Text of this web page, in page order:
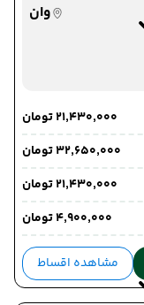
وان
۲۱٬۴۳۰٬۰۰۰ تومان
۳۲٬۶۵۰٬۰۰۰ تومان
۲۱٬۴۳۰٬۰۰۰ تومان
۴٬۹۰۰٬۰۰۰ تومان
مشاهده اقساط